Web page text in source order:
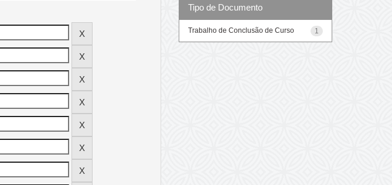
Tipo de Documento
1
Trabalho de Conclusão de Curso